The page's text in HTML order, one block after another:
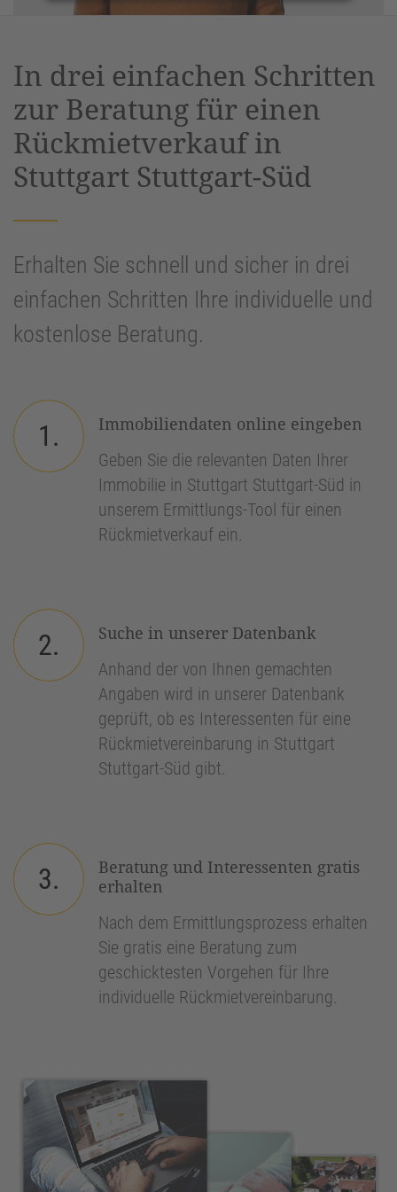
Management Platform&eRecht24
In drei einfachen Schritten
zur Beratung für einen
Rückmietverkauf in
Stuttgart Stuttgart-Süd
Erhalten Sie schnell und sicher in drei
einfachen Schritten Ihre individuelle und
kostenlose Beratung.
1.
Immobiliendaten online eingeben
Geben Sie die relevanten Daten Ihrer
Immobilie in Stuttgart Stuttgart-Süd in
unserem Ermittlungs-Tool für einen
Rückmietverkauf ein.
2.
Suche in unserer Datenbank
Anhand der von Ihnen gemachten
Angaben wird in unserer Datenbank
geprüft, ob es Interessenten für eine
Rückmietvereinbarung in Stuttgart
Stuttgart-Süd gibt.
3.
Beratung und Interessenten gratis
erhalten
Nach dem Ermittlungsprozess erhalten
Sie gratis eine Beratung zum
geschicktesten Vorgehen für Ihre
individuelle Rückmietvereinbarung.